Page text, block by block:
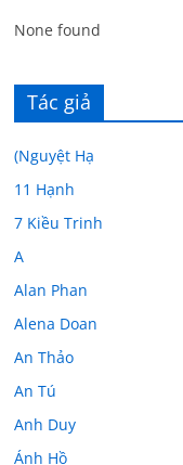
None found
Tác giả
(Nguyệt Hạ
11 Hạnh
7 Kiều Trinh
A
Alan Phan
Alena Doan
An Thảo
An Tú
Anh Duy
Ánh Hồ